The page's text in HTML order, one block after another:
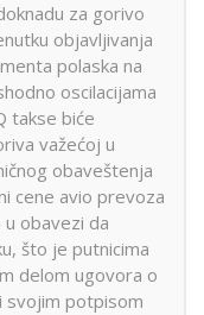
za gorivo
objavljivanja
polaska na
oscilacijama
takse biće
važećoj u
obaveštenja
cene avio prevoza
obavezi da
što je putnicima
delom ugovora o
svojim potpisom